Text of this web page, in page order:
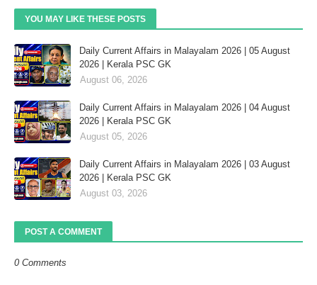
YOU MAY LIKE THESE POSTS
Daily Current Affairs in Malayalam 2026 | 05 August
2026 | Kerala PSC GK
August 06, 2026
Daily Current Affairs in Malayalam 2026 | 04 August
2026 | Kerala PSC GK
August 05, 2026
Daily Current Affairs in Malayalam 2026 | 03 August
2026 | Kerala PSC GK
August 03, 2026
POST A COMMENT
0 Comments